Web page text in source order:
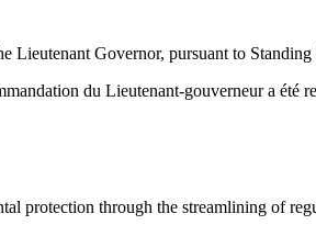
Governor, pursuant to Standing
du Lieutenant-gouverneur a été
protection through the streamlining of